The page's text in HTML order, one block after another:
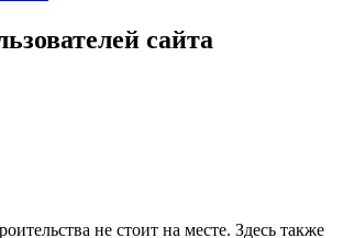
сайта
не стоит на месте. Здесь также